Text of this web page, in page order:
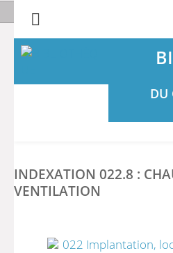
DU
INDEXATION 022.8 :
VENTILATION
022 Implantation,